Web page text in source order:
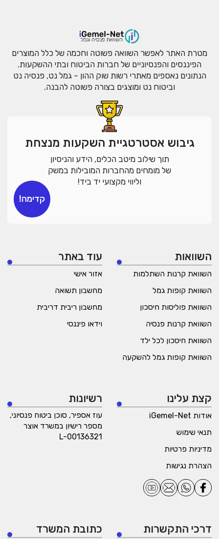
מטרת האתר לאפשר השוואה פשוטה וחכמה של כלל המוצרים
הפיננסים והפנסיוניים של חברות הביטוח ובתי ההשקעות.
הנתונים נאספים מאתרי רשות שוק ההון – גמל נט, פנסיה נט
וביטוח נט ומוצגים בצורה פשוטה להבנה.
גיבוש אסטרטגיית השקעות מנצחת
תוך שילוב מיטב הכלים, הידע והניסיון
של מומחים מהחברות המובילות במשק
וליווי מקצועי יד ביד!
קדימה!
השוואות
השוואת קרנות השתלמות
השוואת קופות גמל
השוואת פוליסות חיסכון
השוואת קרנות פנסיה
השוואת חיסכון לכל ילד
השוואת קופות גמל להשקעה
עוד באתר
אזור אישי
מחשבון תשואה
מחשבון ריבית דריבית
וידאו פיננסי
קצת עלינו
אודות iGemel-Net
תנאי שימוש
מדיניות פרטיות
הצהרת נגישות
רשיונות
עוז אספיר, סוכן ביטוח פנסיוני,
מספר רישיון במשרד אוצר
L-00136321
דרכי התקשרות כתובת המשרד